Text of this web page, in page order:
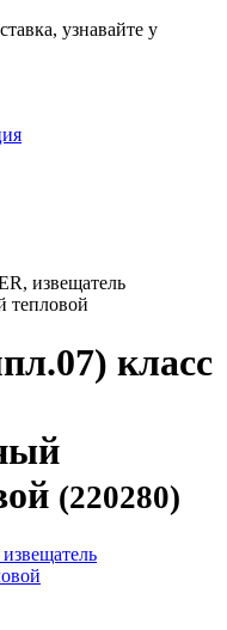
узнавайте у
извещатель
тепловой
класс
(220280)